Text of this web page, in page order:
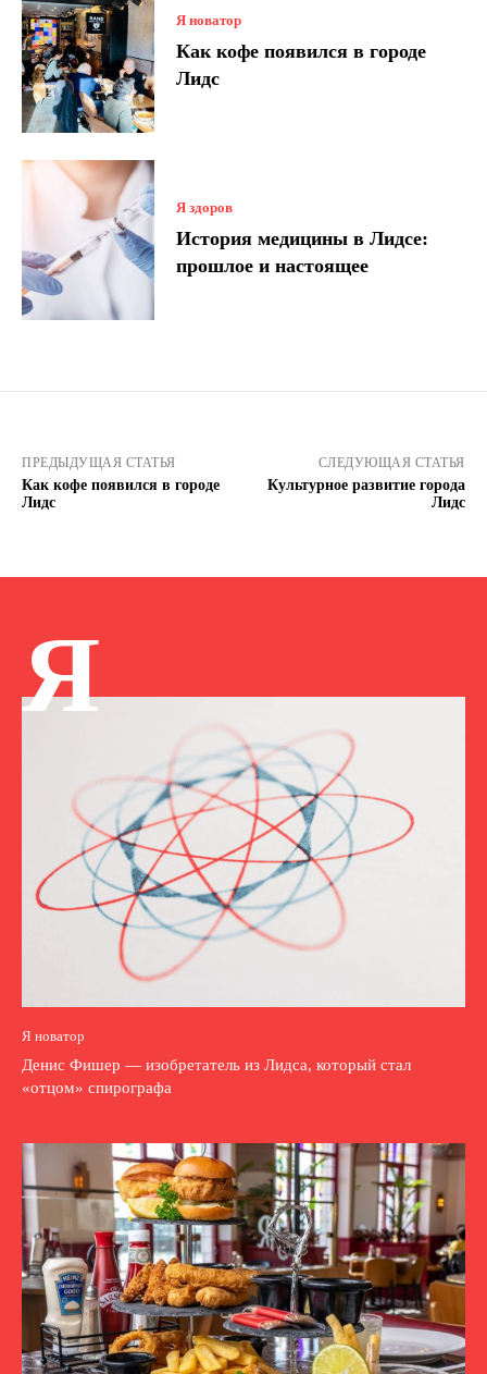
Я новатор
Как кофе появился в городе
Лидс
Я здоров
История медицины в Лидсе:
прошлое и настоящее
ПРЕДЫДУЩАЯ СТАТЬЯ
Как кофе появился в городе
Лидс
СЛЕДУЮЩАЯ СТАТЬЯ
Культурное развитие города
Лидс
Я
Я новатор
Денис Фишер ― изобретатель из Лидса, который стал
«отцом» спирографа